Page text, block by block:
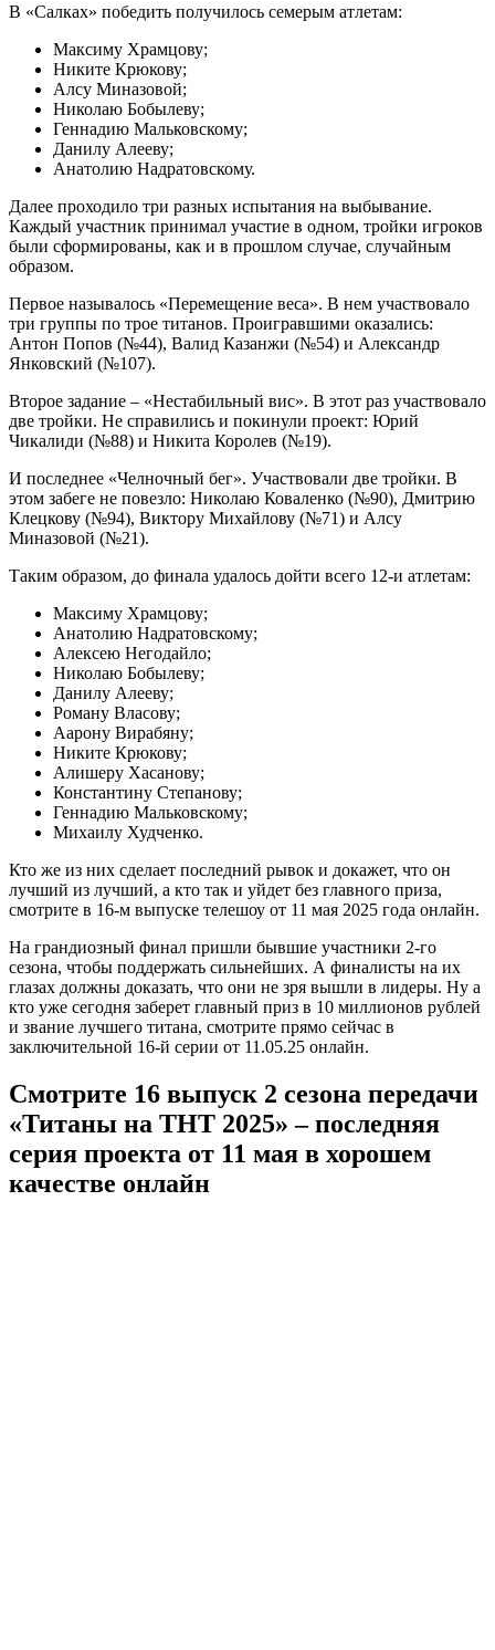
В «Салках» победить получилось семерым атлетам:
Максиму Храмцову;
Никите Крюкову;
Алсу Миназовой;
Николаю Бобылеву;
Геннадию Мальковскому;
Данилу Алееву;
Анатолию Надратовскому.
Далее проходило три разных испытания на выбывание.
Каждый участник принимал участие в одном, тройки игроков
были сформированы, как и в прошлом случае, случайным
образом.
Первое называлось «Перемещение веса». В нем участвовало
три группы по трое титанов. Проигравшими оказались:
Антон Попов (№44), Валид Казанжи (№54) и Александр
Янковский (№107).
Второе задание – «Нестабильный вис». В этот раз участвовало
две тройки. Не справились и покинули проект: Юрий
Чикалиди (№88) и Никита Королев (№19).
И последнее «Челночный бег». Участвовали две тройки. В
этом забеге не повезло: Николаю Коваленко (№90), Дмитрию
Клецкову (№94), Виктору Михайлову (№71) и Алсу
Миназовой (№21).
Таким образом, до финала удалось дойти всего 12-и атлетам:
Максиму Храмцову;
Анатолию Надратовскому;
Алексею Негодайло;
Николаю Бобылеву;
Данилу Алееву;
Роману Власову;
Аарону Вирабяну;
Никите Крюкову;
Алишеру Хасанову;
Константину Степанову;
Геннадию Мальковскому;
Михаилу Худченко.
Кто же из них сделает последний рывок и докажет, что он
лучший из лучший, а кто так и уйдет без главного приза,
смотрите в 16-м выпуске телешоу от 11 мая 2025 года онлайн.
На грандиозный финал пришли бывшие участники 2-го
сезона, чтобы поддержать сильнейших. А финалисты на их
глазах должны доказать, что они не зря вышли в лидеры. Ну а
кто уже сегодня заберет главный приз в 10 миллионов рублей
и звание лучшего титана, смотрите прямо сейчас в
заключительной 16-й серии от 11.05.25 онлайн.
Смотрите 16 выпуск 2 сезона передачи
«Титаны на ТНТ 2025» – последняя
серия проекта от 11 мая в хорошем
качестве онлайн